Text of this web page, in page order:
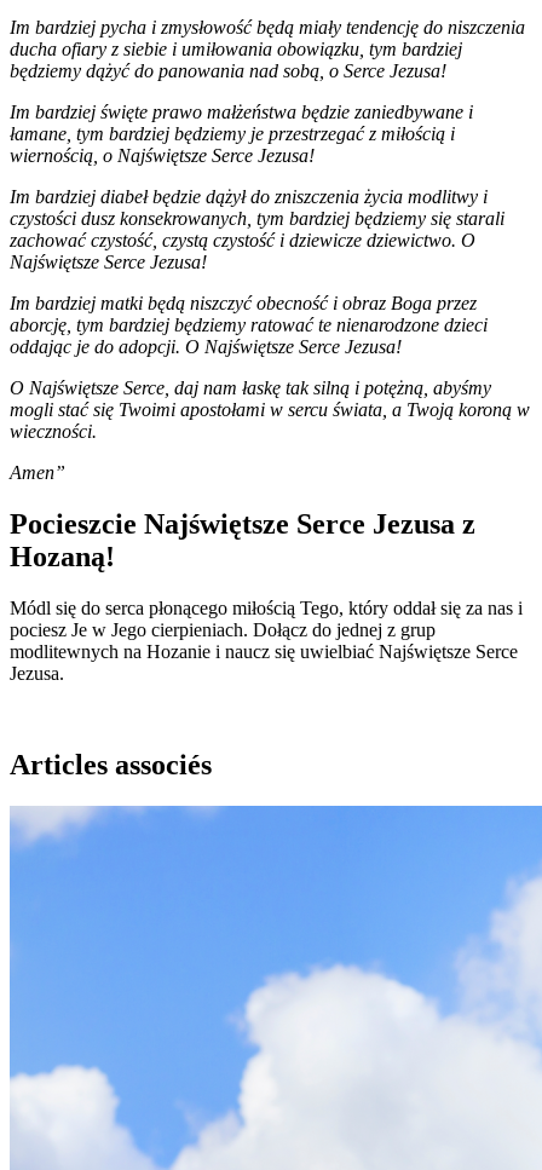
Im bardziej pycha i zmysłowość będą miały tendencję do niszczenia
ducha ofiary z siebie i umiłowania obowiązku, tym bardziej
będziemy dążyć do panowania nad sobą, o Serce Jezusa!
Im bardziej święte prawo małżeństwa będzie zaniedbywane i
łamane, tym bardziej będziemy je przestrzegać z miłością i
wiernością, o Najświętsze Serce Jezusa!
Im bardziej diabeł będzie dążył do zniszczenia życia modlitwy i
czystości dusz konsekrowanych, tym bardziej będziemy się starali
zachować czystość, czystą czystość i dziewicze dziewictwo. O
Najświętsze Serce Jezusa!
Im bardziej matki będą niszczyć obecność i obraz Boga przez
aborcję, tym bardziej będziemy ratować te nienarodzone dzieci
oddając je do adopcji. O Najświętsze Serce Jezusa!
O Najświętsze Serce, daj nam łaskę tak silną i potężną, abyśmy
mogli stać się Twoimi apostołami w sercu świata, a Twoją koroną w
wieczności.
Amen”
Pocieszcie Najświętsze Serce Jezusa z
Hozaną!
Módl się do serca płonącego miłością Tego, który oddał się za nas i
pociesz Je w Jego cierpieniach. Dołącz do jednej z grup
modlitewnych na Hozanie i naucz się uwielbiać Najświętsze Serce
Jezusa.
Articles associés